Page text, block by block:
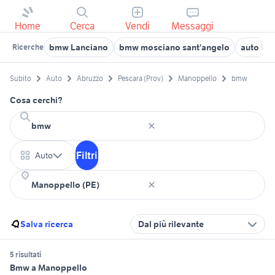
Home Cerca Vendi Messaggi
Ricerche bmw Lanciano bmw mosciano sant'angelo auto
Subito Auto Abruzzo Pescara (Prov) Manoppello bmw
Cosa cerchi?
Auto Filtri
Salva ricerca Dal più rilevante
5 risultati
Bmw a Manoppello